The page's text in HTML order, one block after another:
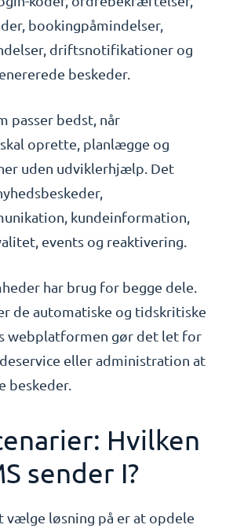
bookingpåmindelser,
driftsnotifikationer og
beskeder.
passer bedst, når
oprette, planlægge og
uden udviklerhjælp. Det
kundeinformation,
events og reaktivering.
har brug for begge dele.
de automatiske og tidskritiske
webplatformen gør det let for
eller administration at
beskeder.
Hvilken
sender I?
vælge løsning på er at opdele